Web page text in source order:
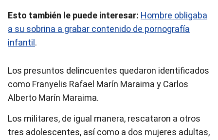
Esto también le puede interesar: Hombre obligaba
a su sobrina a grabar contenido de pornografía
infantil .
Los presuntos delincuentes quedaron identificados
como Franyelis Rafael Marín Maraima y Carlos
Alberto Marín Maraima.
Los militares, de igual manera, rescataron a otros
tres adolescentes, así como a dos mujeres adultas,